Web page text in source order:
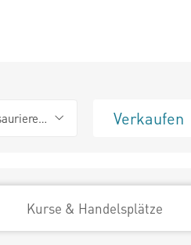
Verkaufen
Kurse & Handelsplätze